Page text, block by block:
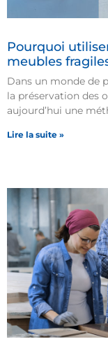
Pourquoi
meubles
Dans un monde de
la préservation des
aujourd’hui une
Lire la suite »